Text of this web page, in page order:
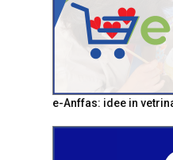
e-Anffas: idee in